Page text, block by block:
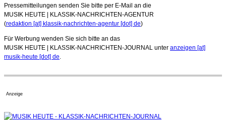
Pressemitteilungen senden Sie bitte per E-Mail an die
MUSIK HEUTE | KLASSIK-NACHRICHTEN-AGENTUR
(redaktion [at] klassik-nachrichten-agentur [dot] de)
Für Werbung wenden Sie sich bitte an das
MUSIK HEUTE | KLASSIK-NACHRICHTEN-JOURNAL unter anzeigen [at]
musik-heute [dot] de.
Anzeige